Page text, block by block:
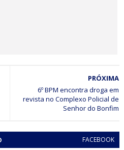
coloca o município entre os
Bahia em 2026
PRÓXIMA
6º BPM encontra droga em
revista no Complexo Policial de
FACEBOOK